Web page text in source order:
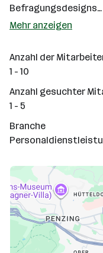
Befragungsdesigns…
Mehr anzeigen
Anzahl der
1 - 10
Anzahl gesuchter
1 - 5
Branche